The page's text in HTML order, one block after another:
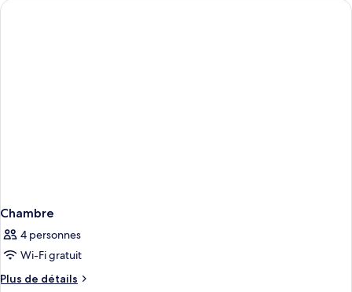
Chambre
4 personnes
Wi-Fi gratuit
Plus de détails
Plus